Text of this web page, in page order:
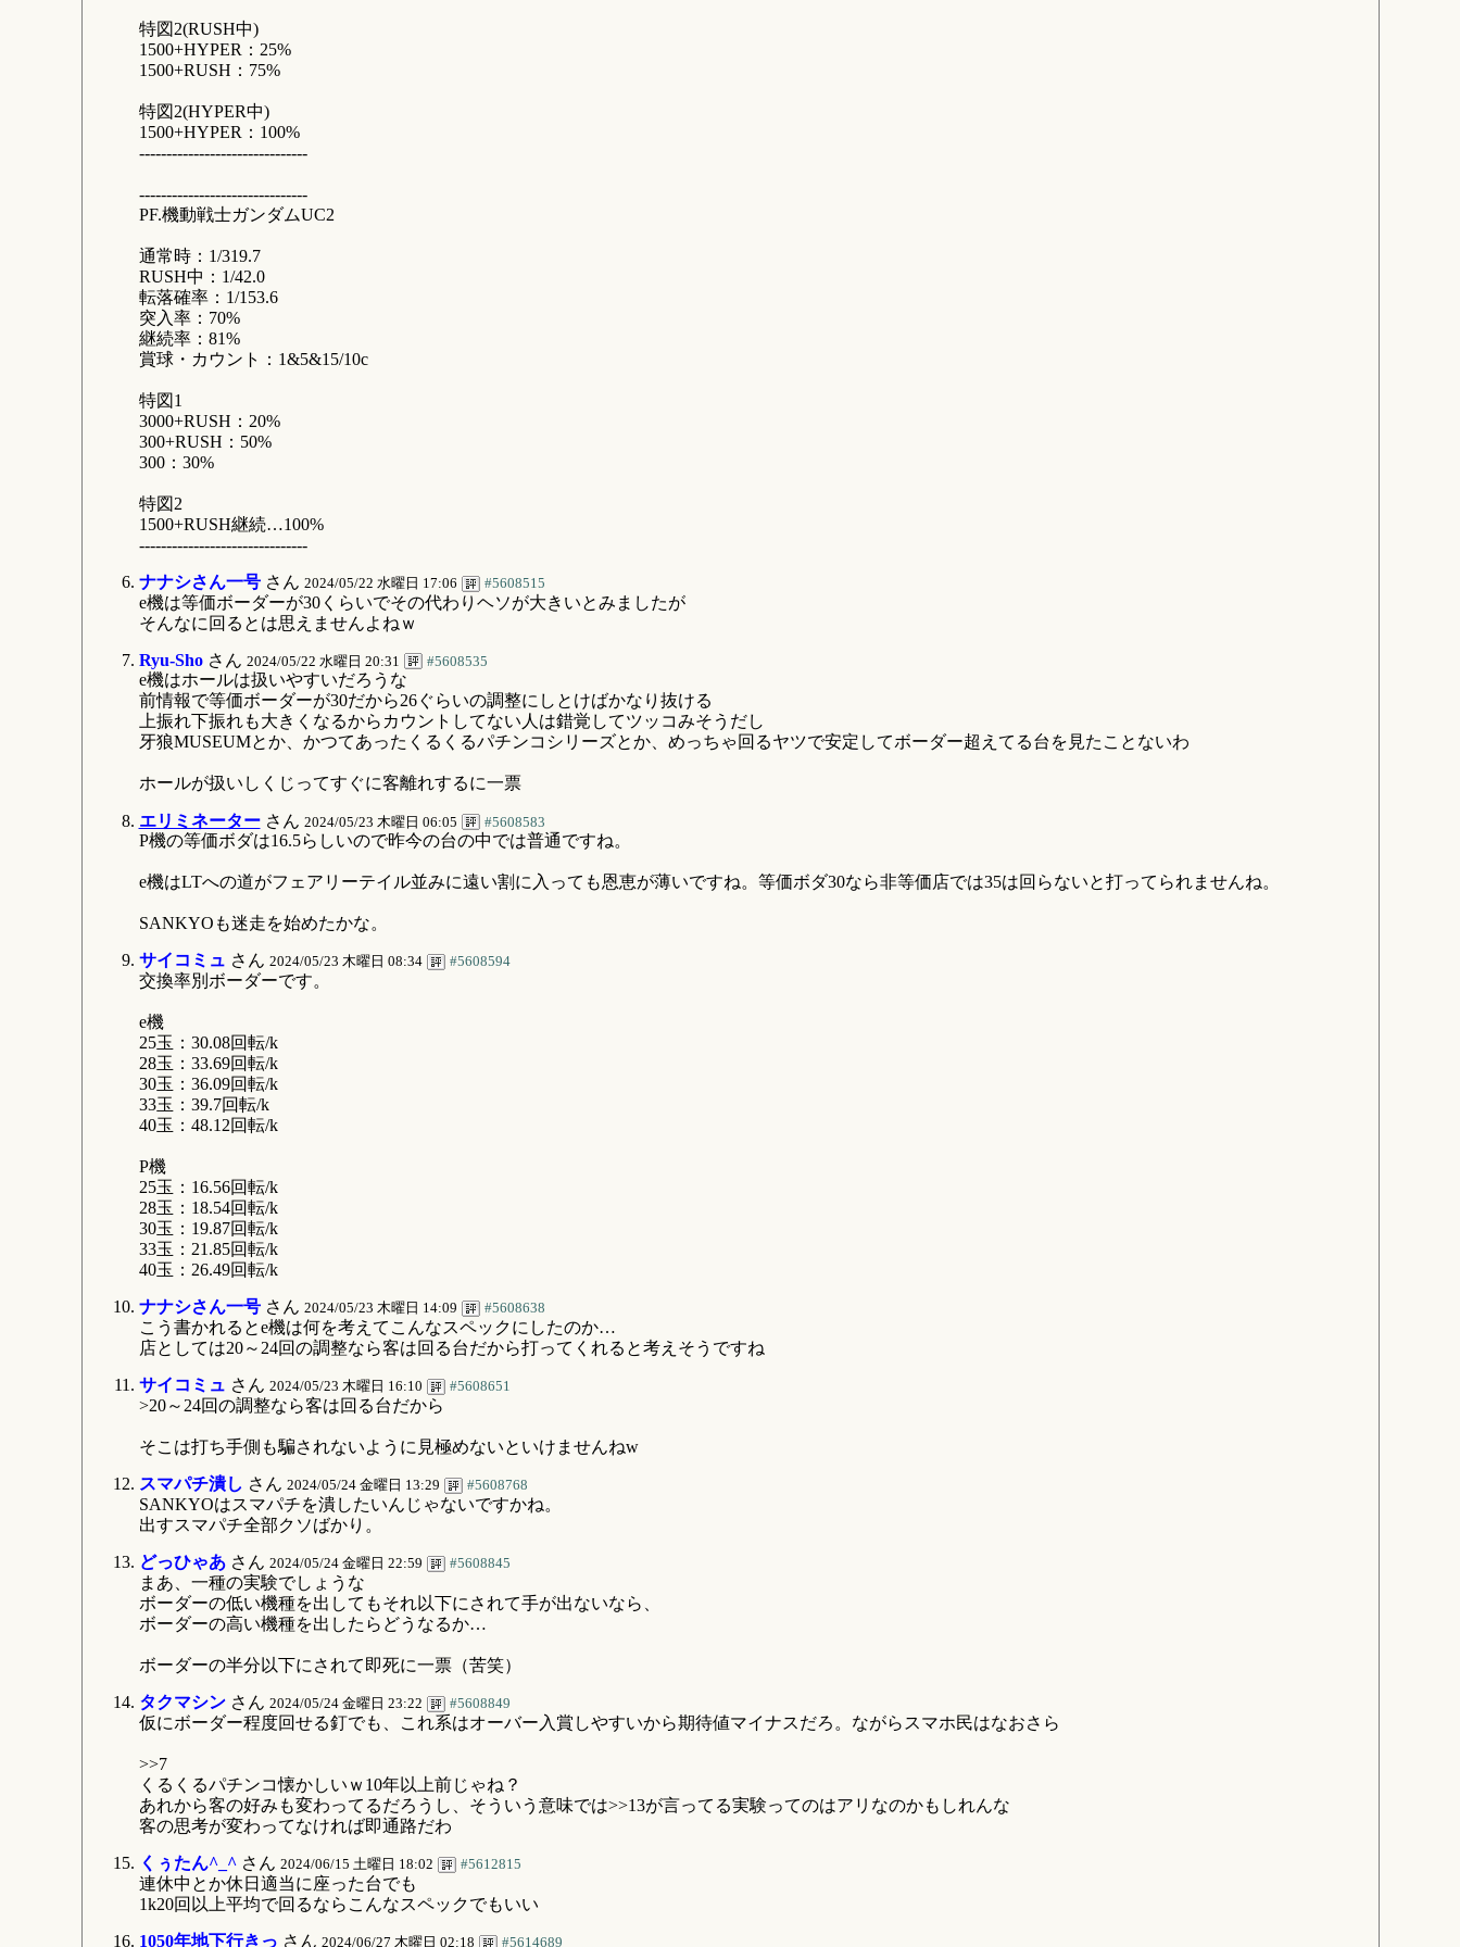
特図2(RUSH中)
1500+HYPER：25%
1500+RUSH：75%
特図2(HYPER中)
1500+HYPER：100%
-------------------------------
-------------------------------
PF.機動戦士ガンダムUC2
通常時：1/319.7
RUSH中：1/42.0
転落確率：1/153.6
突入率：70%
継続率：81%
賞球・カウント：1&5&15/10c
特図1
3000+RUSH：20%
300+RUSH：50%
300：30%
特図2
1500+RUSH継続…100%
-------------------------------
ナナシさん一号さん 2024/05/22 水曜日 17:06 #5608515
e機は等価ボーダーが30くらいでその代わりヘソが大きいとみましたが
そんなに回るとは思えませんよねｗ
Ryu-Shoさん 2024/05/22 水曜日 20:31 #5608535
e機はホールは扱いやすいだろうな
前情報で等価ボーダーが30だから26ぐらいの調整にしとけばかなり抜ける
上振れ下振れも大きくなるからカウントしてない人は錯覚してツッコみそうだし
牙狼MUSEUMとか、かつてあったくるくるパチンコシリーズとか、めっちゃ回るヤツで安定してボーダー超えてる台を見たことないわ
ホールが扱いしくじってすぐに客離れするに一票
エリミネーターさん 2024/05/23 木曜日 06:05 #5608583
P機の等価ボダは16.5らしいので昨今の台の中では普通ですね。
e機はLTへの道がフェアリーテイル並みに遠い割に入っても恩恵が薄いですね。等価ボダ30なら非等価店では35は回らないと打ってられませんね。
SANKYOも迷走を始めたかな。
サイコミュ さん 2024/05/23 木曜日 08:34 #5608594
交換率別ボーダーです。
e機
25玉：30.08回転/k
28玉：33.69回転/k
30玉：36.09回転/k
33玉：39.7回転/k
40玉：48.12回転/k
P機
25玉：16.56回転/k
28玉：18.54回転/k
30玉：19.87回転/k
33玉：21.85回転/k
40玉：26.49回転/k
ナナシさん一号さん 2024/05/23 木曜日 14:09 #5608638
こう書かれるとe機は何を考えてこんなスペックにしたのか…
店としては20～24回の調整なら客は回る台だから打ってくれると考えそうですね
サイコミュ さん 2024/05/23 木曜日 16:10 #5608651
>20～24回の調整なら客は回る台だから
そこは打ち手側も騙されないように見極めないといけませんねw
スマパチ潰し さん 2024/05/24 金曜日 13:29 #5608768
SANKYOはスマパチを潰したいんじゃないですかね。
出すスマパチ全部クソばかり。
どっひゃあさん 2024/05/24 金曜日 22:59 #5608845
まあ、一種の実験でしょうな
ボーダーの低い機種を出してもそれ以下にされて手が出ないなら、
ボーダーの高い機種を出したらどうなるか…
ボーダーの半分以下にされて即死に一票（苦笑）
タクマシンさん 2024/05/24 金曜日 23:22 #5608849
仮にボーダー程度回せる釘でも、これ系はオーバー入賞しやすいから期待値マイナスだろ。ながらスマホ民はなおさら
>>7
くるくるパチンコ懐かしいｗ10年以上前じゃね？
あれから客の好みも変わってるだろうし、そういう意味では>>13が言ってる実験ってのはアリなのかもしれんな
客の思考が変わってなければ即通路だわ
くぅたん^_^さん 2024/06/15 土曜日 18:02 #5612815
連休中とか休日適当に座った台でも
1k20回以上平均で回るならこんなスペックでもいい
1050年地下行きっ さん 2024/06/27 木曜日 02:18 #5614689